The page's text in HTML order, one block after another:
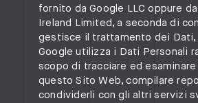
fornito da Google LLC oppure
Ireland Limited, a seconda di
gestisce il trattamento dei Dati,
Google utilizza i Dati Personali
scopo di tracciare ed esaminare
questo Sito Web, compilare
condividerli con gli altri servizi